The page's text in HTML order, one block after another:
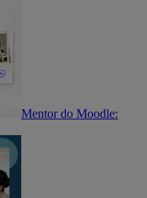
Mentor do Moodle: